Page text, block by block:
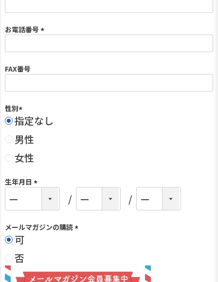
必
)
お電話番号
必
)
FAX番号
性別
(
須
)
指定なし
男性
女性
生年月日
)
メールマガジンの購読
)
可
否